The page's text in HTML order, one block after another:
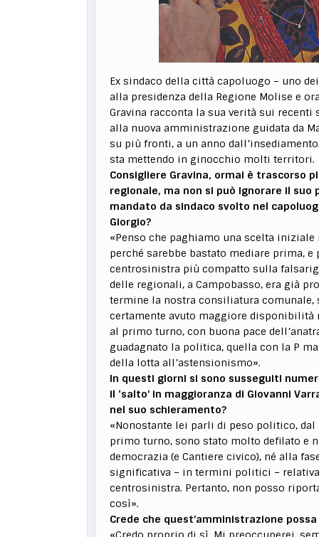
Ex sindaco della città capoluogo – uno
alla presidenza della Regione Molise e
Gravina racconta la sua verità sui
alla nuova amministrazione guidata da
su più fronti, a un anno
sta mettendo in ginocchio molti territori.
Consigliere Gravina, ormai è trascorso
regionale, ma non si può ignorare il
mandato da sindaco svolto nel
Giorgio?
«Penso che paghiamo una scelta
perché sarebbe bastato mediare prima,
centrosinistra più compatto sulla
delle regionali, a Campobasso, era già
termine la nostra consiliatura
certamente avuto maggiore
al primo turno, con buona pace
guadagnato la politica, quella con la P
della lotta all’astensionismo».
In questi giorni si sono susseguiti
il ‘salto’ in maggioranza di Giovanni
nel suo schieramento?
«Nonostante lei parli di peso politico,
primo turno, sono stato molto defilato e
democrazia (e Cantiere civico), né alla
significativa – in termini politici –
centrosinistra. Pertanto, non posso
così».
Crede che quest’amministrazione